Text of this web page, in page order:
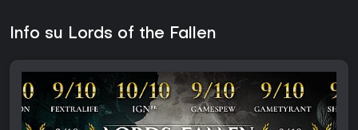
Info su Lords of the Fallen